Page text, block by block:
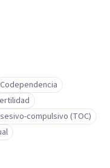
Codependencia
compulsivo (TOC)